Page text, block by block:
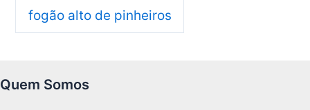
fogão alto de pinheiros
Quem Somos